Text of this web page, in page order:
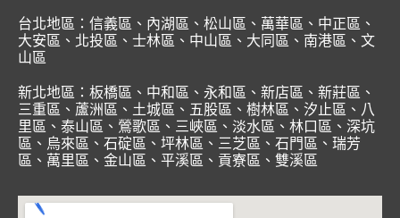
台北地區： 信義區 、 內湖區 、 松山區 、 萬華區 、 中正區 、
大安區 、 北投區 、 士林區 、 中山區 、 大同區 、 南港區 、 文
山區
新北地區： 板橋區 、 中和區 、 永和區 、 新店區 、 新莊區 、
三重區 、 蘆洲區 、 土城區 、 五股區 、 樹林區 、 汐止區 、 八
里區 、 泰山區 、 鶯歌區 、 三峽區 、 淡水區 、 林口區 、 深坑
區 、 烏來區 、 石碇區 、 坪林區 、 三芝區 、 石門區 、 瑞芳
區 、 萬里區 、 金山區 、 平溪區 、 貢寮區 、 雙溪區